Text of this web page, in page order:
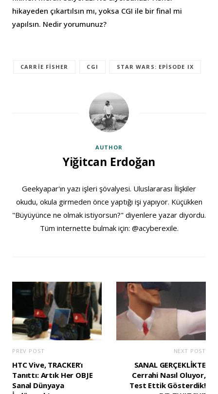
hikayeden çıkartılsın mı, yoksa CGI ile bir final mi
yapılsın. Nedir yorumunuz?
CARRIE FISHER CGI STAR WARS: EPISODE IX
AUTHOR
Yiğitcan Erdoğan
Geekyapar'ın yazı işleri şövalyesi. Uluslararası İlişkiler
okudu, okula girmeden önce yaptığı işi yapıyor. Küçükken
"Büyüyünce ne olmak istiyorsun?" diyenlere yazar diyordu.
Tüm internette bulmak için: @acyberexile.
PREV POST
HTC Vive, TRACKER’ı
Tanıttı: Artık Her OBJE
Sanal Dünyaya
NEXT POST
SANAL GERÇEKLİKTE
Cerrahi Nasıl Oluyor,
Test Ettik Gösterdik!